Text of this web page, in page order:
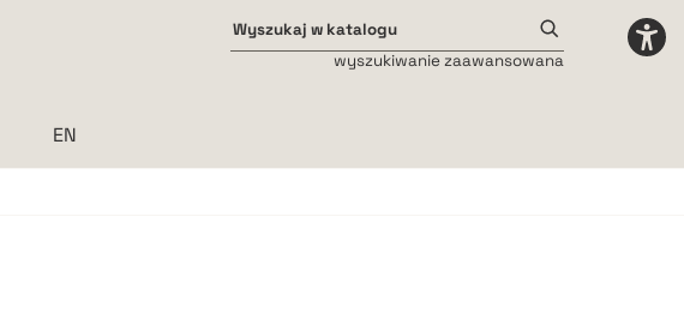
wyszukiwanie zaawansowana